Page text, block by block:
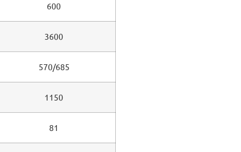
600
3600
570/685
1150
81